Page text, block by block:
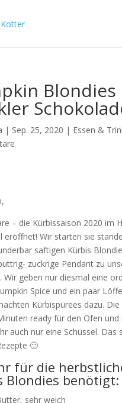
| Sep. 25, 2020 | Essen &
– die Kürbissaison 2020 im
eröffnet! Wir starten sie
saftigen Kürbis
zuckrige Pendant zu
Wir geben nur diesmal eine
Spice und ein paar
Kürbispürees dazu.
ready für den Ofen und
auch nur eine Schüssel. Das
🙂
für die
Blondies benötigt:
sehr weich